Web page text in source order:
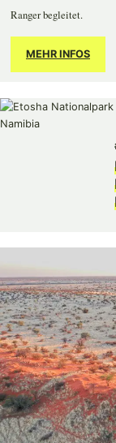
Ranger begleitet.
MEHR INFOS